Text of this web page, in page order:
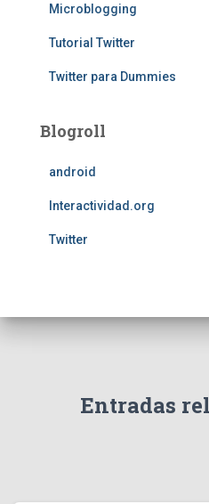
Microblogging
Tutorial Twitter
Twitter para Dummies
Blogroll
android
Interactividad.org
Twitter
Entradas